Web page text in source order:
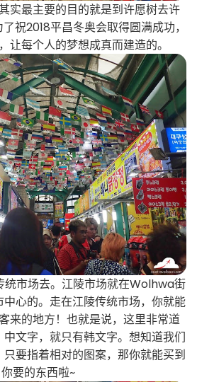
实最主要的目的就是到许愿树去许
祝2018平昌冬奥会取得圆满成功，
让每个人的梦想成真而建造的。
统市场去。江陵市场就在Wolhwa街
心的。走在江陵传统市场，你就能
来的地方！也就是说，这里非常道
文字，就只有韩文字。想知道我们
要指着相对的图案，那你就能买到
你要的东西啦~